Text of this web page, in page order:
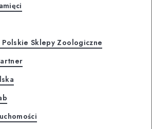
Sklepy Zoologiczne